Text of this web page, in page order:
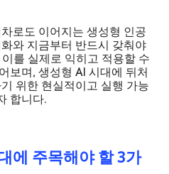
로도 이어지는 생성형 인공
와 지금부터 반드시 갖춰야
를 실제로 익히고 적용할 수
보며, 생성형 AI 시대에 뒤처
위한 현실적이고 실행 가능
합니다.
에 주목해야 할 3가